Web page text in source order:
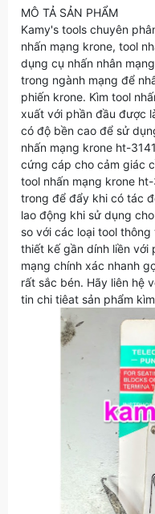
MÔ TẢ SẢN PHẨM
Kamy's tools chuyên
nhấn mạng krone, tool
dụng cụ nhấn nhân
trong ngành mạng để
phiến krone. Kìm tool
xuất với phần đầu được
có độ bền cao để sử
nhấn mạng krone ht-
cứng cáp cho cảm giác
tool nhấn mạng krone
trong để đẩy khi có tác
lao động khi sử dụng
so với các loại tool
thiết kế gần dính liền với
mạng chính xác nhanh
rất sắc bén. Hãy liên hệ
tin chi tiêat sản phẩm